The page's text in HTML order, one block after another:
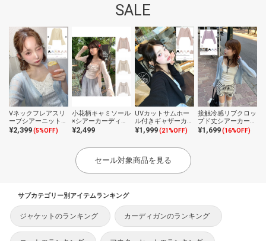
SALE
Vネックフレアスリ
ーブシアーニットカ
ーディガン
¥2,399(5%OFF)
小花柄キャミソール
×シアーカーディガ
ンアンサンブル
¥2,499
UVカットサムホー
ル付きギャザーカー
ディガン
¥1,999(21%OFF)
接触冷感リブクロッ
プド丈シアーカーデ
ィガン
¥1,699(16%OFF)
セール対象商品を見る
サブカテゴリー別アイテムランキング
ジャケットのランキング カーディガンのランキング